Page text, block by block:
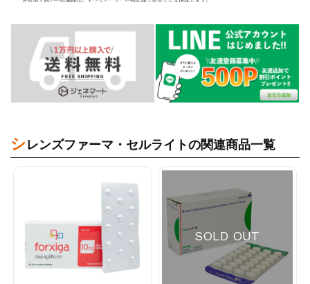
シレンズファーマ・セルライトの関連商品一覧
SOLD OUT